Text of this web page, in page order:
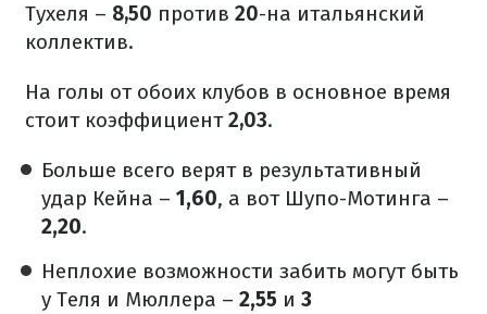
Тухеля – 8,50 против 20-на итальянский
коллектив.
На голы от обоих клубов в основное время
стоит коэффициент2,03.
Больше всего верят в результативный
удар Кейна – 1,60, а вот Шупо-Мотинга –
2,20.
Неплохие возможности забить могут быть
у Теля и Мюллера – 2,55 и 3